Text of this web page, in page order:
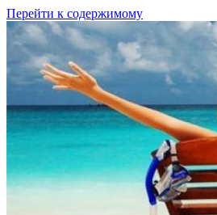
Перейти к содержимому